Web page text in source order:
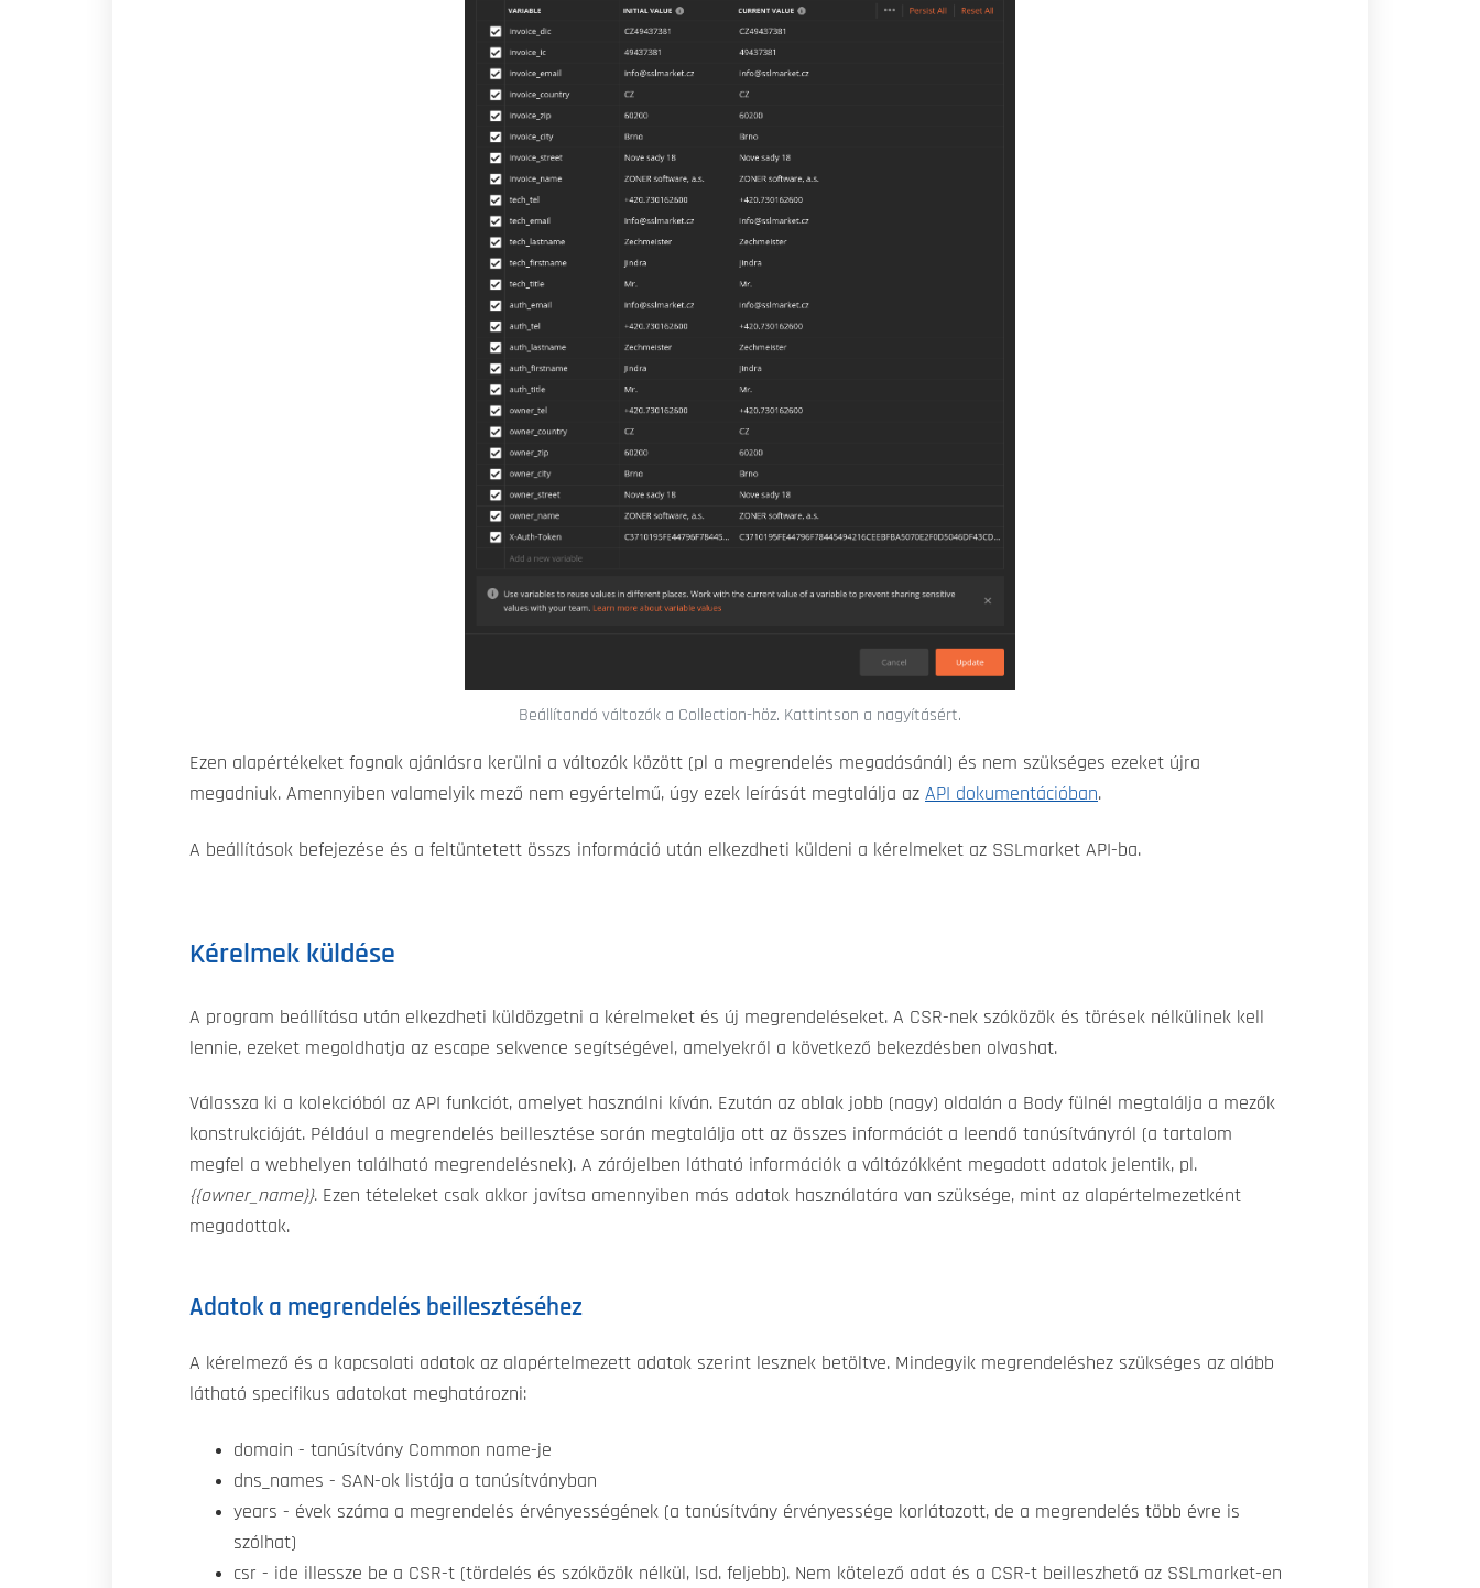
Beállítandó változók a Collection-höz. Kattintson a nagyításért.
Ezen alapértékeket fognak ajánlásra kerülni a változók között (pl a megrendelés megadásánál) és nem szükséges ezeket újra
megadniuk. Amennyiben valamelyik mező nem egyértelmű, úgy ezek leírását megtalálja az API dokumentációban.
A beállítások befejezése és a feltüntetett összs információ után elkezdheti küldeni a kérelmeket az SSLmarket API-ba.
Kérelmek küldése
A program beállítása után elkezdheti küldözgetni a kérelmeket és új megrendeléseket. A CSR-nek szóközök és törések nélkülinek kell
lennie, ezeket megoldhatja az escape sekvence segítségével, amelyekről a következő bekezdésben olvashat.
Válassza ki a kolekcióból az API funkciót, amelyet használni kíván. Ezután az ablak jobb (nagy) oldalán a Body fülnél megtalálja a mezők
konstrukcióját. Például a megrendelés beillesztése során megtalálja ott az összes információt a leendő tanúsítványról (a tartalom
megfel a webhelyen található megrendelésnek). A zárójelben látható információk a váltózókként megadott adatok jelentik, pl.
{{owner_name}}. Ezen tételeket csak akkor javítsa amennyiben más adatok használatára van szüksége, mint az alapértelmezetként
megadottak.
Adatok a megrendelés beillesztéséhez
A kérelmező és a kapcsolati adatok az alapértelmezett adatok szerint lesznek betöltve. Mindegyik megrendeléshez szükséges az alább
látható specifikus adatokat meghatározni:
domain - tanúsítvány Common name-je
dns_names - SAN-ok listája a tanúsítványban
years - évek száma a megrendelés érvényességének (a tanúsítvány érvényessége korlátozott, de a megrendelés több évre is
szólhat)
csr - ide illessze be a CSR-t (tördelés és szóközök nélkül, lsd. feljebb). Nem kötelező adat és a CSR-t beilleszhető az SSLmarket-en